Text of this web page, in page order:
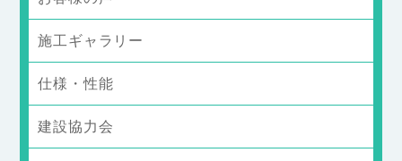
施工ギャラリー
仕様・性能
建設協力会